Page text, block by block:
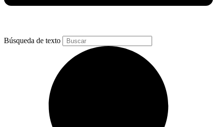
Búsqueda de texto